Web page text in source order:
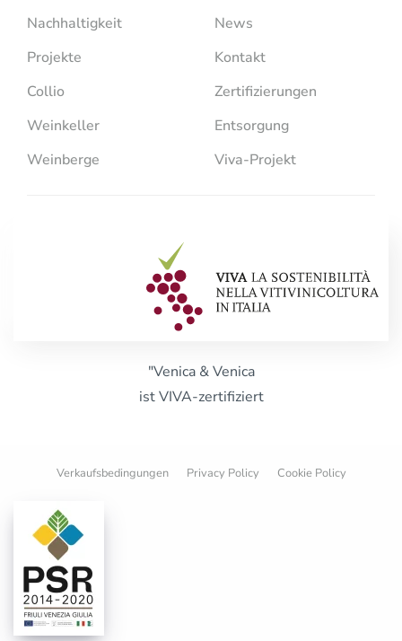
Nachhaltigkeit
Projekte
Collio
Weinkeller
Weinberge
News
Kontakt
Zertifizierungen
Entsorgung
Viva-Projekt
"Venica & Venica
ist VIVA-zertifiziert
Verkaufsbedingungen Privacy Policy Cookie Policy